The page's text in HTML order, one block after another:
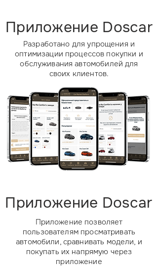
Приложение Doscar
Разработано для упрощения и
оптимизации процессов покупки и
обслуживания автомобилей для
своих клиентов.
Приложение Doscar
Приложение позволяет
пользователям просматривать
автомобили, сравнивать модели, и
покупать их напрямую через
приложение